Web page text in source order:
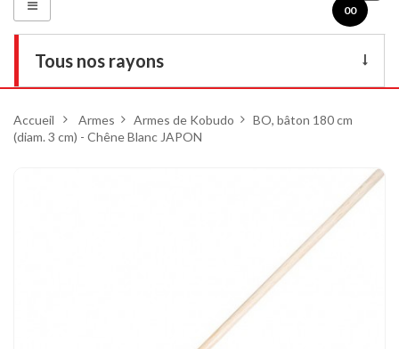
00
Tous nos rayons
DVD
Basculer
la
navigation
Accueil > Armes > Armes de Kobudo > BO, bâton 180 cm
(diam. 3 cm) - Chêne Blanc JAPON